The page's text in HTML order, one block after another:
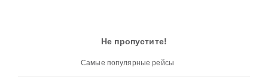
Не пропустите!
Самые популярные рейсы